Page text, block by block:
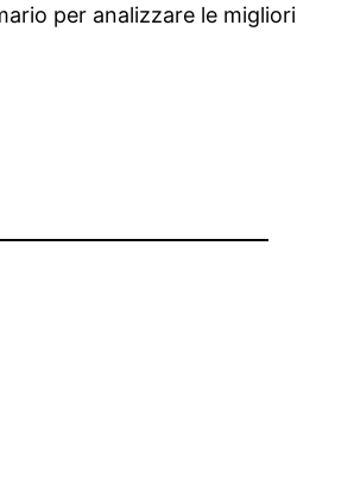
per analizzare le migliori